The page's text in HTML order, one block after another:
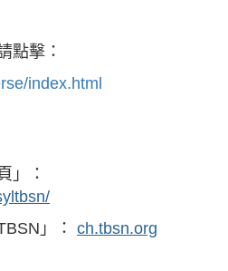
點擊：
index.html
」：
」： ch.tbsn.org